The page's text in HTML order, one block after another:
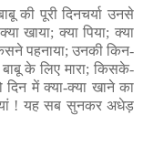
की पूरी दिनचर्या उनसे
खाया; क्या पिया; क्या
पहनाया; उनकी किन-
के लिए मारा; किसके-
में क्या-क्या खाने का
! यह सब सुनकर अधेड़